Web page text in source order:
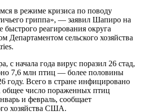
в режиме кризиса по поводу
гриппа», — заявил Шапиро на
быстрого реагирования округа
Департаментом сельского хозяйства
с начала года вирус поразил 26 стад,
7,6 млн птиц — более половины
году. Всего в стране инфицировано
общее число пораженных птиц
и февраль, сообщает
хозяйства США.